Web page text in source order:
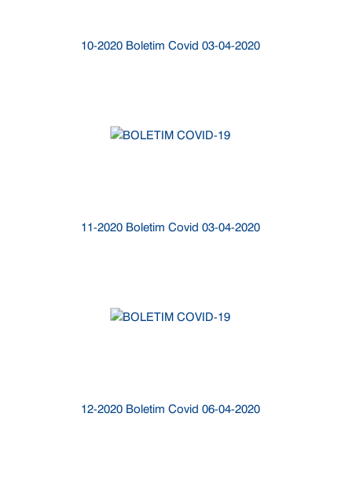
10-2020 Boletim Covid 03-04-2020
11-2020 Boletim Covid 03-04-2020
12-2020 Boletim Covid 06-04-2020